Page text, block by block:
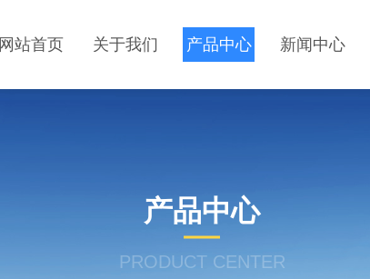
网站首页 关于我们 产品中心 新闻中心
产品中心
PRODUCT CENTER